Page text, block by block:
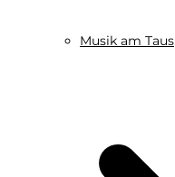
Musik am Taus